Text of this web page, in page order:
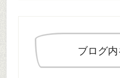
ブログ